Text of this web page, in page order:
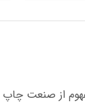
از صنعت